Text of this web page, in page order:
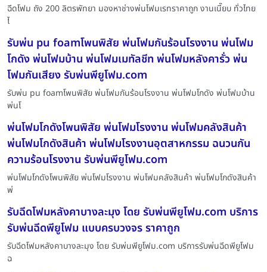
ฉีดโฟม ถัง 200 ลิตรพัทยา มองหาช่างพ่นโฟมเรทราคาถูก งานเนี๊ยบ ทั่วไทย
ไ
รับพ่น pu foamโพนพิสัย พ่นโฟมกันร้อนโรงงาน พ่นโฟม
โกดัง พ่นโฟมบ้าน พ่นโฟมเมทัลชีท พ่นโฟมหลังคารั่ว พ่น
โฟมกันเสียง รับพ่นพียูโฟม.com
รับพ่น pu foamโพนพิสัย พ่นโฟมกันร้อนโรงงาน พ่นโฟมโกดัง พ่นโฟมบ้าน
พ่นโ
พ่นโฟมโกดังโพนพิสัย พ่นโฟมโรงงาน พ่นโฟมคลังสินค้า
พ่นโฟมโกดังสินค้า พ่นโฟมโรงงานอุตสาหกรรม ฉนวนกัน
ความร้อนโรงงาน รับพ่นพียูโฟม.com
พ่นโฟมโกดังโพนพิสัย พ่นโฟมโรงงาน พ่นโฟมคลังสินค้า พ่นโฟมโกดังสินค้า
พ่
รับฉีดโฟมหลังคาบางละมุง โดย รับพ่นพียูโฟม.com บริการ
รับพ่นฉีดพียูโฟม แบบครบวงจร ราคาถูก
รับฉีดโฟมหลังคาบางละมุง โดย รับพ่นพียูโฟม.com บริการรับพ่นฉีดพียูโฟม
ฉ